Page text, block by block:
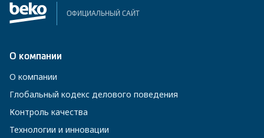
ОФИЦИАЛЬНЫЙ САЙТ
О компании
О компании
Глобальный кодекс делового поведения
Контроль качества
Технологии и инновации